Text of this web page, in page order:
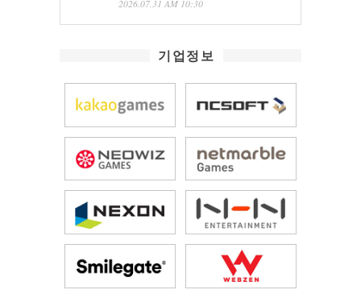
2026.07.31 AM 10:30
기업정보